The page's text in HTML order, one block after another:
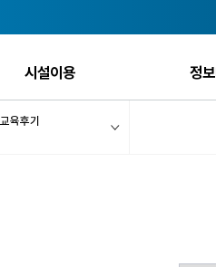
시설이용 정
교육후기